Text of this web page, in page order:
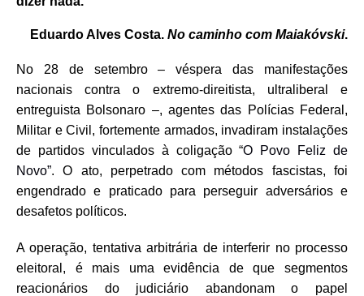
k
Eduardo Alves Costa. No caminho com Maiakóvski.
No 28 de setembro – véspera das manifestações
nacionais contra o extremo-direitista, ultraliberal e
entreguista Bolsonaro –, agentes das Polícias Federal,
Militar e Civil, fortemente armados, invadiram instalações
de partidos vinculados à coligação “O Povo Feliz de
Novo”. O ato, perpetrado com métodos fascistas, foi
engendrado e praticado para perseguir adversários e
desafetos políticos.
A operação, tentativa arbitrária de interferir no processo
eleitoral, é mais uma evidência de que segmentos
reacionários do judiciário abandonam o papel